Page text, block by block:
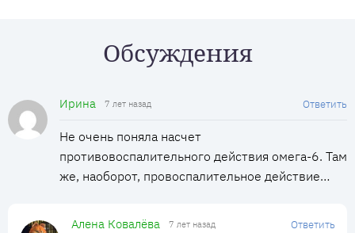
Обсуждения
Ирина 7 лет назад Ответить
Не очень поняла насчет
противовоспалительного действия омега-6. Там
же, наоборот, провоспалительное действие…
Алена Ковалёва 7 лет назад Ответить